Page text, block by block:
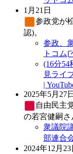
1月21日
参政党が
認)。
参政、
トコム
(16分
見ライ
|
2025年5月27日
自由民主
の若宮健嗣さ
衆議院
部連合
2024年12月23